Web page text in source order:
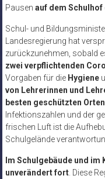
Pausen auf dem Schulhof
Schul- und
Landesregierung hat
zurückzunehmen, sobald
zwei verpflichtenden
Vorgaben für die Hygiene
von Lehrerinnen und
besten geschützten Orten
Infektionszahlen und der
frischen Luft ist die
Schulgelände
Im Schulgebäude und
unverändert fort. Diese